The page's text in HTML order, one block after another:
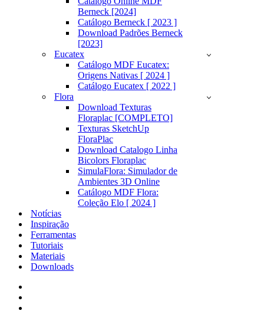
Berneck [2024]
Catálogo Berneck [ 2023 ]
Download Padrões Berneck
[2023]
Eucatex
Catálogo MDF Eucatex:
Origens Nativas [ 2024 ]
Catálogo Eucatex [ 2022 ]
Flora
Download Texturas
Floraplac [COMPLETO]
Texturas SketchUp
FloraPlac
Download Catalogo Linha
Bicolors Floraplac
SimulaFlora: Simulador de
Ambientes 3D Online
Catálogo MDF Flora:
Coleção Elo [ 2024 ]
Notícias
Inspiração
Ferramentas
Tutoriais
Materiais
Downloads